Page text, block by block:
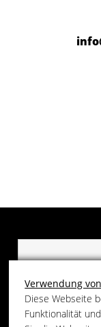
Bitte Cookies
Verwendung
Diese Webseite
Funktionalität